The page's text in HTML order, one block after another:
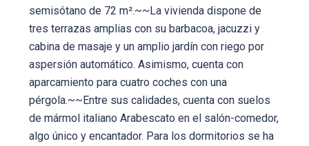
semisótano de 72 m².~~La vivienda dispone de
tres terrazas amplias con su barbacoa, jacuzzi y
cabina de masaje y un amplio jardín con riego por
aspersión automático. Asimismo, cuenta con
aparcamiento para cuatro coches con una
pérgola.~~Entre sus calidades, cuenta con suelos
de mármol italiano Arabescato en el salón-comedor,
algo único y encantador. Para los dormitorios se ha